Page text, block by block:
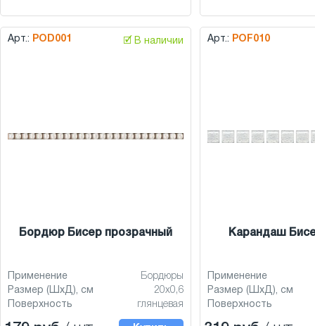
Арт.: POD001 🗹 В наличии
Бордюр Бисер прозрачный
Применение
Бордюры
Размер (ШхД), см
20x0,6
Поверхность
глянцевая
Арт.: POF010
Карандаш
Применение
Размер (ШхД), см
Поверхность